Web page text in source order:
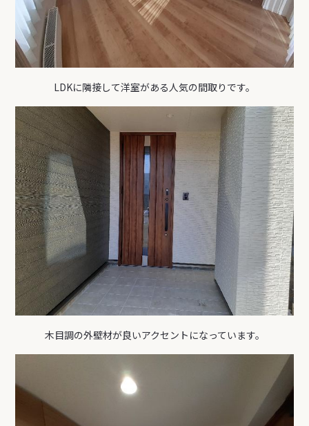
LDKに隣接して洋室がある人気の間取りです。
木目調の外壁材が良いアクセントになっています。